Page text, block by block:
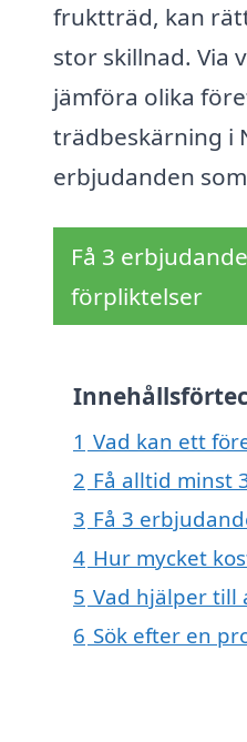
fruktträd, kan
stor skillnad. Via
jämföra olika
trädbeskärning i
erbjudanden
Få 3
förpliktelser
1 Vad kan ett
2 Få alltid minst
3 Få 3
4 Hur mycket
5 Vad hjälper till
6 Sök efter en